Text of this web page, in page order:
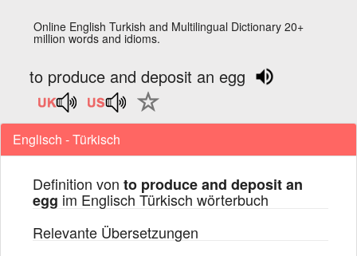
Online English Turkish and Multilingual Dictionary 20+
million words and idioms.
to produce and deposit an egg
Englisch - Türkisch
Definition von to produce and deposit an
egg im Englisch Türkisch wörterbuch
Relevante Übersetzungen